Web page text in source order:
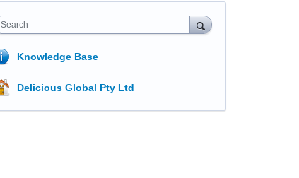
Search
Knowledge Base
Delicious Global Pty Ltd